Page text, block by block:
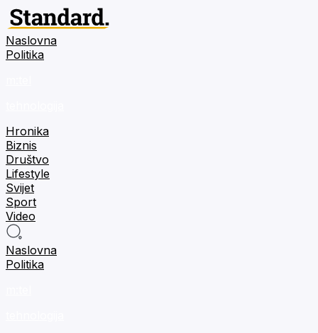
Naslovna
Politika
Hronika
Biznis
Društvo
Lifestyle
Svijet
Sport
Video
Naslovna
Politika